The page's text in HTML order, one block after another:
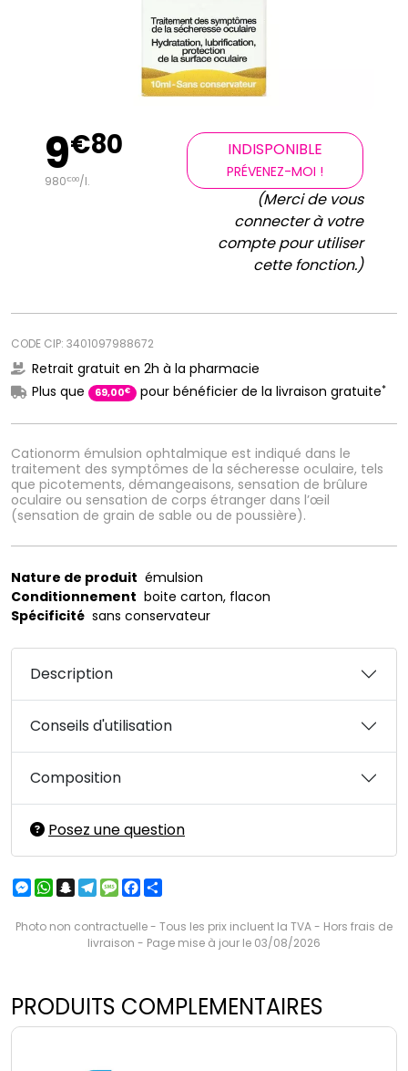
Cationorm émulsion ophtalmique est indiqué dans le
traitement des symptômes de la sécheresse oculaire, tels
que picotements, démangeaisons, sensation de brûlure
oculaire ou sensation de corps étranger dans l’œil
(sensation de grain de sable ou de poussière).
9€80
980€00/l.
INDISPONIBLE
PRÉVENEZ-MOI !
(Merci de vous
connecter à votre
compte pour utiliser
cette fonction.)
CODE CIP: 3401097988672
Retrait gratuit en 2h à la pharmacie
Plus que
69,00€ pour bénéficier de la livraison gratuite*
Nature de produit émulsion
Conditionnement boite carton, flacon
Spécificité sans conservateur
Description
Conseils d'utilisation
Composition
Posez une question
Messenger
WhatsApp
Snapchat
Telegram
MessageFacebook
Photo non contractuelle - Tous les prix incluent la TVA - Hors frais de
livraison - Page mise à jour le 03/08/2026
PRODUITS COMPLEMENTAIRES